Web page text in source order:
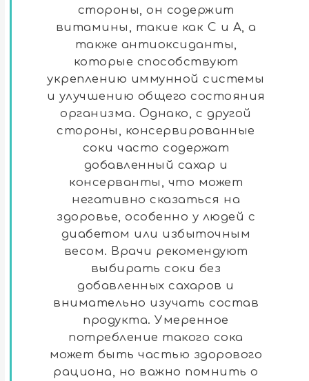
стороны, он содержит
витамины, такие как С и А, а
также антиоксиданты,
которые способствуют
укреплению иммунной системы
и улучшению общего состояния
организма. Однако, с другой
стороны, консервированные
соки часто содержат
добавленный сахар и
консерванты, что может
негативно сказаться на
здоровье, особенно у людей с
диабетом или избыточным
весом. Врачи рекомендуют
выбирать соки без
добавленных сахаров и
внимательно изучать состав
продукта. Умеренное
потребление такого сока
может быть частью здорового
рациона, но важно помнить о